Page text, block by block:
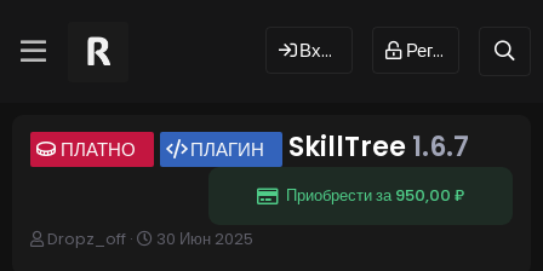
Вход Регистрация
ПЛАТНО ПЛАГИН SkillTree 1.6.7
Приобрести за 950,00 ₽
А
Dropz_off
Д
30 Июн 2025